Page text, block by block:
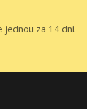
jednou za 14 dní.